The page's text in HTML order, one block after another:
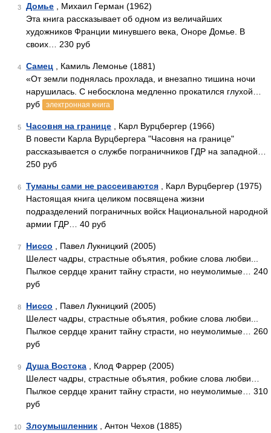
3 Домье , Михаил Герман (1962)
Эта книга рассказывает об одном из величайших
художников Франции минувшего века, Оноре Домье. В
своих… 230 руб
4 Самец , Камиль Лемонье (1881)
«От земли поднялась прохлада, и внезапно тишина ночи
нарушилась. С небосклона медленно прокатился глухой…
руб
электронная книга
5 Часовня на границе , Карл Вурцбергер (1966)
В повести Карла Вурцбергера "Часовня на границе"
рассказывается о службе пограничников ГДР на западной…
250 руб
6 Туманы сами не рассеиваются , Карл Вурцбергер (1975)
Настоящая книга целиком посвящена жизни
подразделений пограничных войск Национальной народной
армии ГДР… 40 руб
7 Ниссо , Павел Лукницкий (2005)
Шелест чадры, страстные объятия, робкие слова любви...
Пылкое сердце хранит тайну страсти, но неумолимые… 240
руб
8 Ниссо , Павел Лукницкий (2005)
Шелест чадры, страстные объятия, робкие слова любви...
Пылкое сердце хранит тайну страсти, но неумолимые… 260
руб
9 Душа Востока , Клод Фаррер (2005)
Шелест чадры, страстные объятия, робкие слова любви…
Пылкое сердце хранит тайну страсти, но неумолимые… 310
руб
10 Злоумышленник , Антон Чехов (1885)